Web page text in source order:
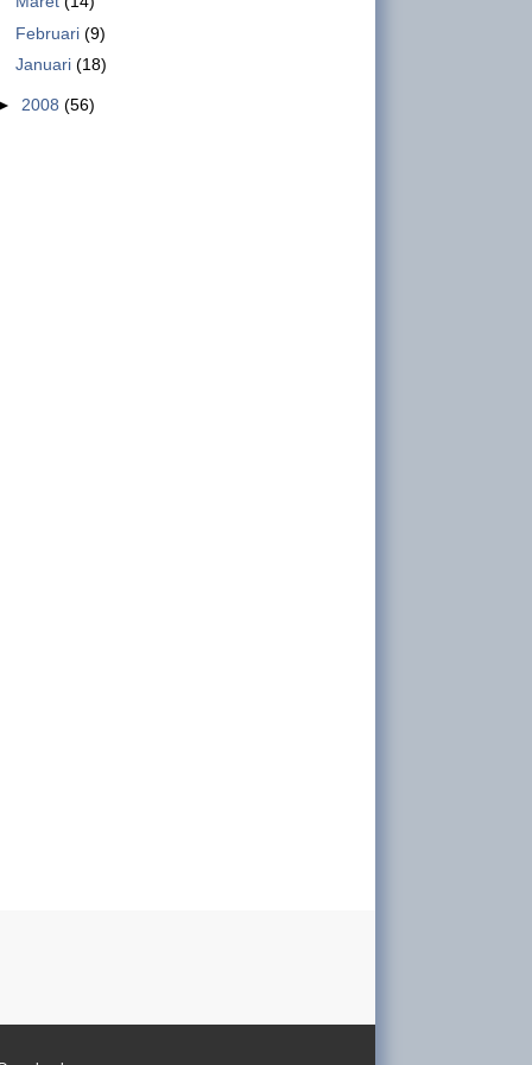
Aksi di Gedung DPR hingga Dunia
Maya Desak Pembatalan Omnibus
Law RUU Cipta Kerja
Februari (9)
Januari (18)
2008 (56)